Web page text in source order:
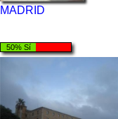
MADRID
50% Sí